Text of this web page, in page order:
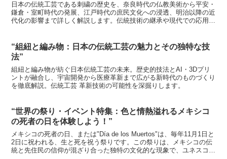
日本の伝統工芸である刺繍の歴史を、奈良時代の仏教美術から平安・
鎌倉・室町時代の発展、江戸時代の庶民文化への浸透、明治以降の近
代化の影響まで詳しく解説します。伝統技術の継承や現代での応用可
“組紐と編み物：日本の伝統工芸の魅力とその独特な技
法”
組紐と編み物が紡ぐ日本伝統工芸の未来。歴史的技法とAI・3Dプリ
ントが融合し、宇宙開発から医療革新まで広がる新時代のものづくり
を徹底解説。伝統工芸 革新技術の可能性を深掘りします。
“世界の祭り・イベント特集：色と情熱溢れるメキシコ
の死者の日を体験しよう！”
メキシコの死者の日、または"Día de los Muertos"は、毎年11月1日と
2日に祝われる、生と死を祝う祭りです。この祭りは、メキシコの伝
統と先住民の信仰が混ざり合った独特の文化的な現象で、ユネスコの